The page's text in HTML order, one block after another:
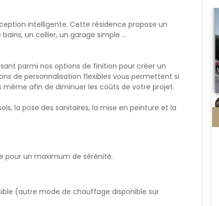
intelligente. Cette résidence propose un
un cellier, un garage simple …
parmi nos options de finition pour créer un
de personnalisation flexibles vous permettent si
même afin de diminuer les coûts de votre projet.
la pose des sanitaires, la mise en peinture et la
pour un maximum de sérénité.
(autre mode de chauffage disponible sur